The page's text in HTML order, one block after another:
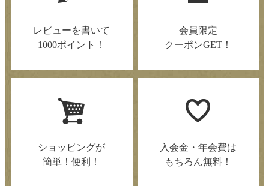
レビューを書いて
1000ポイント！
会員限定
クーポンGET！
ショッピングが
簡単！便利！
入会金・年会費は
もちろん無料！